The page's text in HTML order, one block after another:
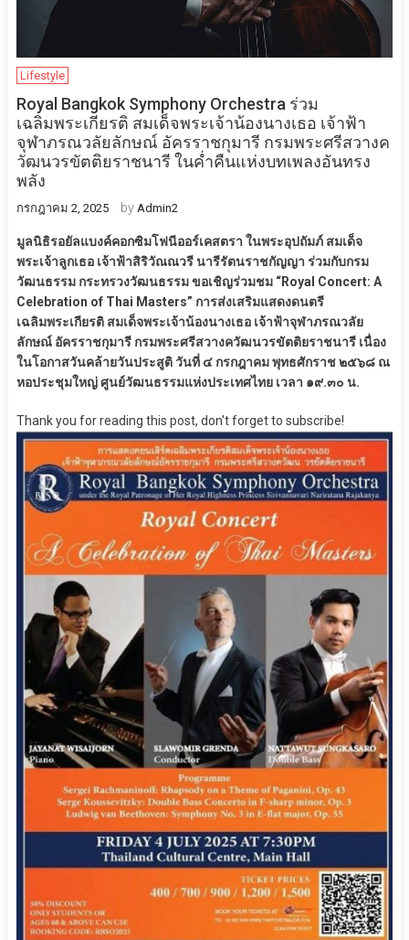
Lifestyle
Royal Bangkok Symphony Orchestra ร่วม
เฉลิมพระเกียรติ สมเด็จพระเจ้าน้องนางเธอ เจ้าฟ้า
จุฬาภรณวลัยลักษณ์ อัครราชกุมารี กรมพระศรีสวางค
วัฒนวรขัตติยราชนารี ในค่ำคืนแห่งบทเพลงอันทรง
พลัง
กรกฎาคม 2, 2025 by Admin2
มูลนิธิรอยัลแบงค์คอกซิมโฟนีออร์เคสตรา ในพระอุปถัมภ์ สมเด็จ
พระเจ้าลูกเธอ เจ้าฟ้าสิริวัณณวรี นารีรัตนราชกัญญา ร่วมกับกรม
วัฒนธรรม กระทรวงวัฒนธรรม ขอเชิญร่วมชม “Royal Concert: A
Celebration of Thai Masters” การส่งเสริมแสดงดนตรี
เฉลิมพระเกียรติ สมเด็จพระเจ้าน้องนางเธอ เจ้าฟ้าจุฬาภรณวลัย
ลักษณ์ อัครราชกุมารี กรมพระศรีสวางควัฒนวรขัตติยราชนารี เนื่อง
ในโอกาสวันคล้ายวันประสูติ วันที่ ๔ กรกฎาคม พุทธศักราช ๒๕๖๘ ณ
หอประชุมใหญ่ ศูนย์วัฒนธรรมแห่งประเทศไทย เวลา ๑๙.๓๐ น.
Thank you for reading this post, don't forget to subscribe!